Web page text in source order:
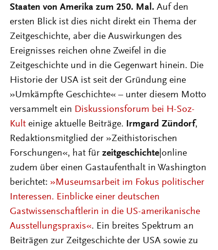
Staaten von Amerika zum 250. Mal. Auf den
ersten Blick ist dies nicht direkt ein Thema der
Zeitgeschichte, aber die Auswirkungen des
Ereignisses reichen ohne Zweifel in die
Zeitgeschichte und in die Gegenwart hinein. Die
Historie der USA ist seit der Gründung eine
»Umkämpfte Geschichte« – unter diesem Motto
versammelt ein Diskussionsforum bei H-Soz-
Kult einige aktuelle Beiträge. Irmgard Zündorf,
Redaktionsmitglied der »Zeithistorischen
Forschungen«, hat für zeitgeschichte |online
zudem über einen Gastaufenthalt in Washington
berichtet: »Museumsarbeit im Fokus politischer
Interessen. Einblicke einer deutschen
Gastwissenschaftlerin in die US-amerikanische
Ausstellungspraxis«. Ein breites Spektrum an
Beiträgen zur Zeitgeschichte der USA sowie zu